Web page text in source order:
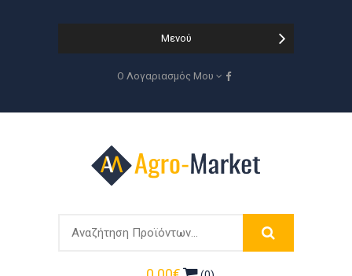
Μενού
Ο Λογαριασμός Μου